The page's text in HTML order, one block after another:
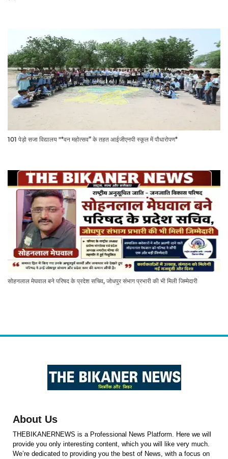
101 पेड़ो सजा विद्यालय "*वन महोत्सव” के तहत आईजीएनपी स्कूल में पौधारोपण*
सोहनलाल मेघवाल बने परिषद के प्रदेश सचिव, जोधपुर संभाग प्रभारी की भी मिली जिम्मेदारी
About Us
THEBIKANERNEWS is a Professional News Platform. Here we will
provide you only interesting content, which you will like very much.
We’re dedicated to providing you the best of News, with a focus on